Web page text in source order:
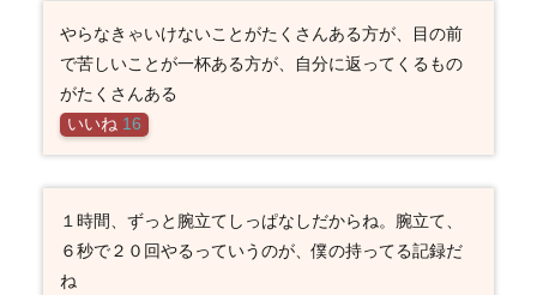
やらなきゃいけないことがたくさんある方が、目の前
で苦しいことが一杯ある方が、自分に返ってくるもの
がたくさんある
いいね 16
１時間、ずっと腕立てしっぱなしだからね。腕立て、
６秒で２０回やるっていうのが、僕の持ってる記録だ
ね